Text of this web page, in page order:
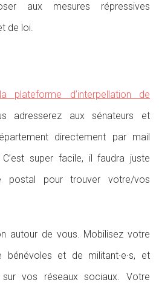
aux mesures répressives
de loi.
plateforme d’interpellation de
adresserez aux sénateurs et
directement par mail
super facile, il faudra juste
postal pour trouver votre/vos
autour de vous. Mobilisez votre
et de militant·e·s, et
vos réseaux sociaux. Votre